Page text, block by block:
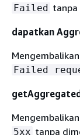
Failed tanpa
dapatkan
Failed
5xx tanpa